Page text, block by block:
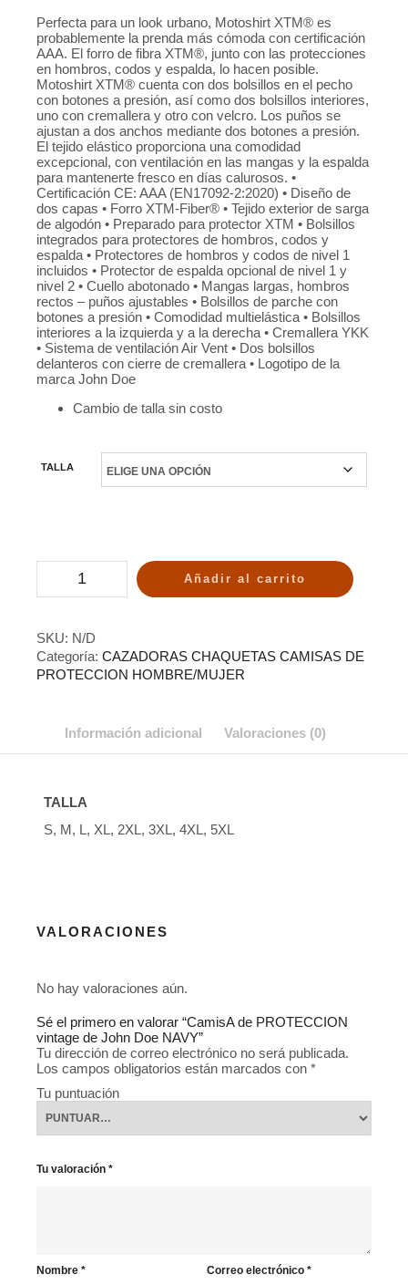
Perfecta para un look urbano, Motoshirt XTM® es
probablemente la prenda más cómoda con certificación
AAA. El forro de fibra XTM®, junto con las protecciones
en hombros, codos y espalda, lo hacen posible.
Motoshirt XTM® cuenta con dos bolsillos en el pecho
con botones a presión, así como dos bolsillos interiores,
uno con cremallera y otro con velcro. Los puños se
ajustan a dos anchos mediante dos botones a presión.
El tejido elástico proporciona una comodidad
excepcional, con ventilación en las mangas y la espalda
para mantenerte fresco en días calurosos. •
Certificación CE: AAA (EN17092-2:2020) • Diseño de
dos capas • Forro XTM-Fiber® • Tejido exterior de sarga
de algodón • Preparado para protector XTM • Bolsillos
integrados para protectores de hombros, codos y
espalda • Protectores de hombros y codos de nivel 1
incluidos • Protector de espalda opcional de nivel 1 y
nivel 2 • Cuello abotonado • Mangas largas, hombros
rectos – puños ajustables • Bolsillos de parche con
botones a presión • Comodidad multielástica • Bolsillos
interiores a la izquierda y a la derecha • Cremallera YKK
• Sistema de ventilación Air Vent • Dos bolsillos
delanteros con cierre de cremallera • Logotipo de la
marca John Doe
Cambio de talla sin costo
TALLA
Añadir al carrito
SKU: N/D
Categoría: CAZADORAS CHAQUETAS CAMISAS DE
PROTECCION HOMBRE/MUJER
Información adicional Valoraciones (0)
TALLA
S, M, L, XL, 2XL, 3XL, 4XL, 5XL
VALORACIONES
No hay valoraciones aún.
Sé el primero en valorar “CamisA de PROTECCION
vintage de John Doe NAVY”
Tu dirección de correo electrónico no será publicada.
Los campos obligatorios están marcados con *
Tu puntuación
Tu valoración *
Nombre * Correo electrónico*